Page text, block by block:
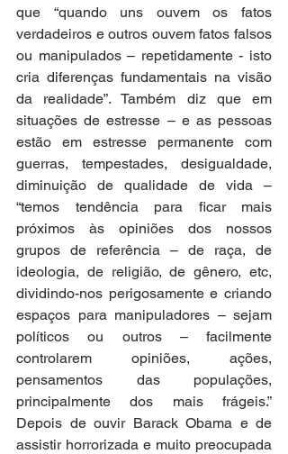
que “quando uns ouvem os fatos
verdadeiros e outros ouvem fatos falsos
ou manipulados – repetidamente - isto
cria diferenças fundamentais na visão
da realidade”. Também diz que em
situações de estresse – e as pessoas
estão em estresse permanente com
guerras, tempestades, desigualdade,
diminuição de qualidade de vida –
“temos tendência para ficar mais
próximos às opiniões dos nossos
grupos de referência – de raça, de
ideologia, de religião, de gênero, etc,
dividindo-nos perigosamente e criando
espaços para manipuladores – sejam
políticos ou outros – facilmente
controlarem opiniões, ações,
pensamentos das populações,
principalmente dos mais frágeis.”
Depois de ouvir Barack Obama e de
assistir horrorizada e muito preocupada